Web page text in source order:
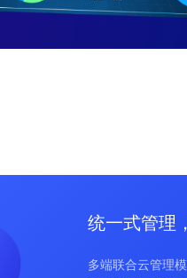
统一式管理
多端联合云管理